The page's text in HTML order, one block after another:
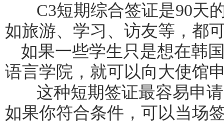
C3短期综合签证是90天
如旅游、学习、访友等，都
如果一些学生只是想在韩
语言学院，就可以向大使馆
这种短期签证最容易申请
如果你符合条件，可以当场